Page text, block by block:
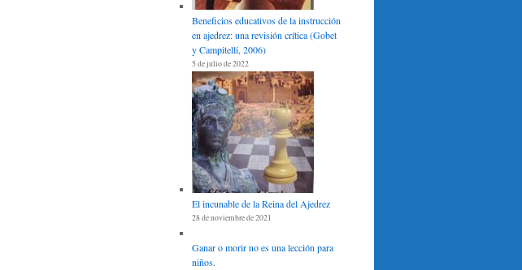
Beneficios educativos de la instrucción
en ajedrez: una revisión crítica (Gobet
y Campitelli, 2006)
5 de julio de 2022
El incunable de la Reina del Ajedrez
28 de noviembre de 2021
Ganar o morir no es una lección para
niños.